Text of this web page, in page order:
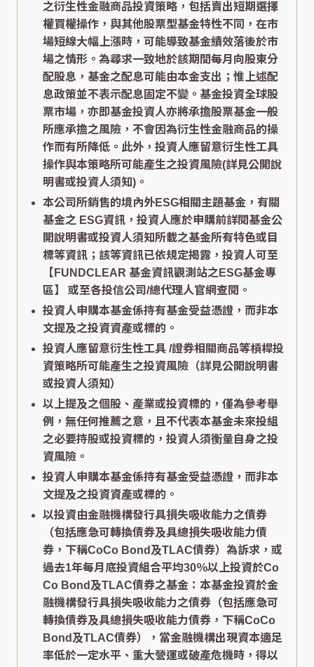
之衍生性金融商品投資策略，包括賣出短期選擇
權買權操作，與其他股票型基金特性不同，在市
場短線大幅上漲時，可能導致基金績效落後於市
場之情形。為尋求一致地於該期間每月向股東分
配股息，基金之配息可能由本金支出；惟上述配
息政策並不表示配息固定不變。基金投資全球股
票市場，亦即基金投資人亦將承擔股票基金一般
所應承擔之風險，不會因為衍生性金融商品的操
作而有所降低。此外，投資人應留意衍生性工具
操作與本策略所可能產生之投資風險(詳見公開說
明書或投資人須知)。
本公司所銷售的境內外ESG相關主題基金，有關
基金之 ESG資訊，投資人應於申購前詳閱基金公
開說明書或投資人須知所載之基金所有特色或目
標等資訊；該等資訊已依規定揭露，投資人可至
【FUNDCLEAR 基金資訊觀測站之ESG基金專
區】
或至各投信公司/總代理人官網查閱。
投資人申購本基金係持有基金受益憑證，而非本
文提及之投資資產或標的。
投資人應留意衍生性工具 /證券相關商品等槓桿投
資策略所可能產生之投資風險（詳見公開說明書
或投資人須知）
以上提及之個股、產業或投資標的，僅為參考舉
例，無任何推薦之意，且不代表本基金未來投組
之必要持股或投資標的，投資人須衡量自身之投
資風險。
投資人申購本基金係持有基金受益憑證，而非本
文提及之投資資產或標的。
以投資由金融機構發行具損失吸收能力之債券
（包括應急可轉換債券及具總損失吸收能力債
券，下稱CoCo Bond及TLAC債券）為訴求，或
過去1年每月底投資組合平均30％以上投資於Co
Co Bond及TLAC債券之基金：本基金投資於金
融機構發行具損失吸收能力之債券（包括應急可
轉換債券及具總損失吸收能力債券，下稱CoCo
Bond及TLAC債券），當金融機構出現資本適足
率低於一定水平、重大營運或破產危機時，得以